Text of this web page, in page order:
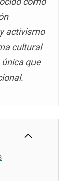
activismo
cultural
que